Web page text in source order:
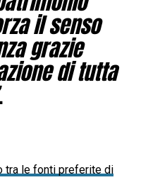
il senso
grazie
di tutta
tra le fonti preferite di